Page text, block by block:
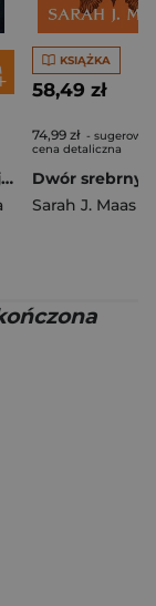
Jasper Snider i tajemnica Cieni
KSIĄŻKA
58,49 zł
74,99 zł -
cena detaliczna
Sarah J. Maas